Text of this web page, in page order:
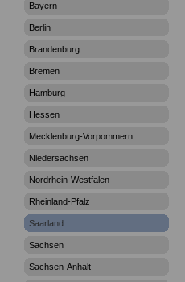
Bayern
Berlin
Brandenburg
Bremen
Hamburg
Hessen
Mecklenburg-Vorpommern
Niedersachsen
Nordrhein-Westfalen
Rheinland-Pfalz
Saarland
Sachsen
Sachsen-Anhalt